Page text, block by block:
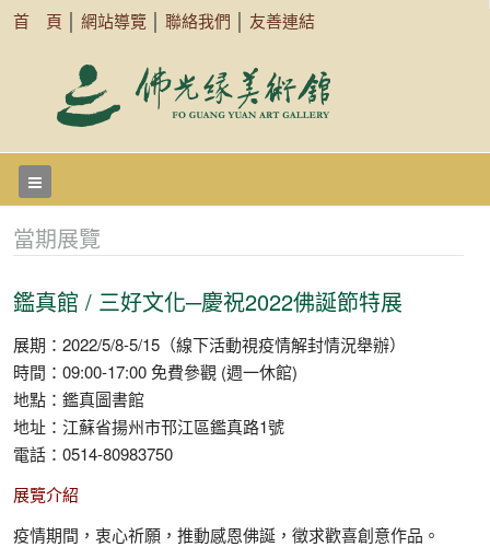
首 頁 網站導覽 聯絡我們 友善連結
當期展覽
鑑真館 / 三好文化─慶祝2022佛誕節特展
展期：2022/5/8-5/15（線下活動視疫情解封情況舉辦）
時間：09:00-17:00 免費參觀 (週一休館)
地點：鑑真圖書館
地址：江蘇省揚州市邗江區鑑真路1號
電話：0514-80983750
展覽介紹
疫情期間，衷心祈願，推動感恩佛誕，徵求歡喜創意作品。